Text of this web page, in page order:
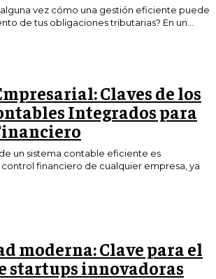
vez cómo una gestión eficiente puede
de tus obligaciones tributarias? En un...
Claves de los
Integrados para
un sistema contable eficiente es
financiero de cualquier empresa, ya
moderna: Clave para el
startups innovadoras